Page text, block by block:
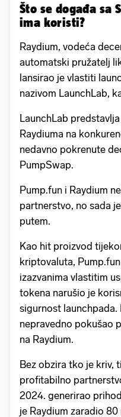
Što se događa sa
ima koristi?
Raydium, vodeća
automatski pružatelj
lansirao je vlastiti
nazivom LaunchLab,
LaunchLab
Raydiuma na
nedavno pokrenute
PumpSwap.
Pump.fun i Raydium
partnerstvo, no sada
putem.
Kao hit proizvod
kriptovaluta,
izazvanima vlastitim
tokena narušio je
sigurnost
nepravedno pokušao
na Raydium.
Bez obzira tko je kriv,
profitabilno
2024. generirao
je Raydium zaradio